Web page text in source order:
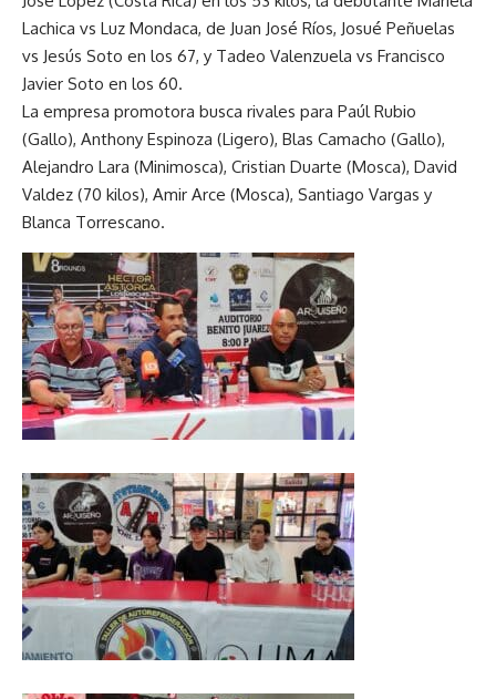
Lachica vs Luz Mondaca, de Juan José Ríos, Josué Peñuelas
vs Jesús Soto en los 67, y Tadeo Valenzuela vs Francisco
Javier Soto en los 60.
La empresa promotora busca rivales para Paúl Rubio
(Gallo), Anthony Espinoza (Ligero), Blas Camacho (Gallo),
Alejandro Lara (Minimosca), Cristian Duarte (Mosca), David
Valdez (70 kilos), Amir Arce (Mosca), Santiago Vargas y
Blanca Torrescano.